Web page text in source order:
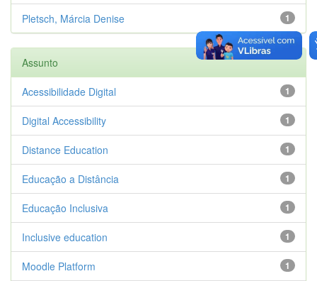
1
Pletsch, Márcia Denise
Assunto
1
Acessibilidade Digital
1
Digital Accessibility
1
Distance Education
1
Educação a Distância
1
Educação Inclusiva
1
Inclusive education
1
Moodle Platform